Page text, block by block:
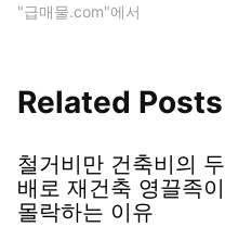
"급매물.com"에서
Related Posts
철거비만 건축비의 두
배로 재건축 영끌족이
몰락하는 이유